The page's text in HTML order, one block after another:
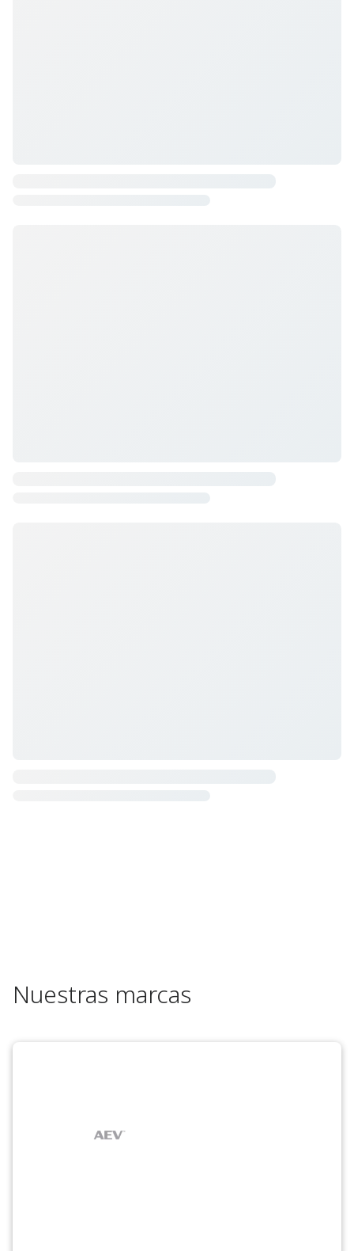
Nuestras marcas